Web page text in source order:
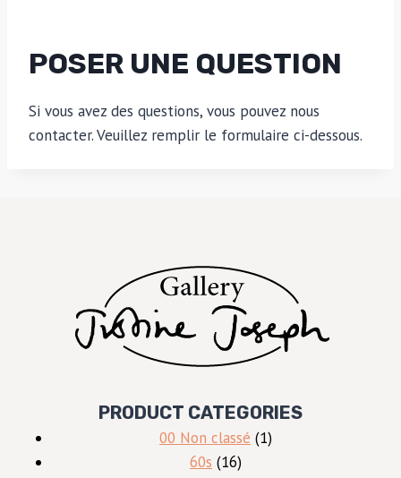
POSER UNE QUESTION
Si vous avez des questions, vous pouvez nous
contacter. Veuillez remplir le formulaire ci-dessous.
PRODUCT CATEGORIES
00 Non classé 11
60s 1616